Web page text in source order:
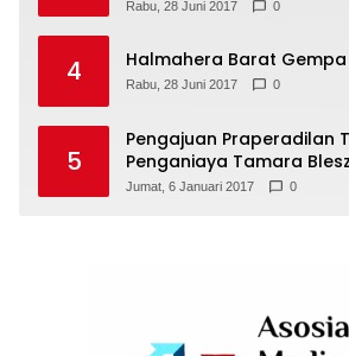
Rabu, 28 Juni 2017 0
4 Halmahera Barat Gempa
Rabu, 28 Juni 2017 0
5
Pengajuan Praperadilan
Penganiaya Tamara
Hakim
Jumat, 6 Januari 2017 0